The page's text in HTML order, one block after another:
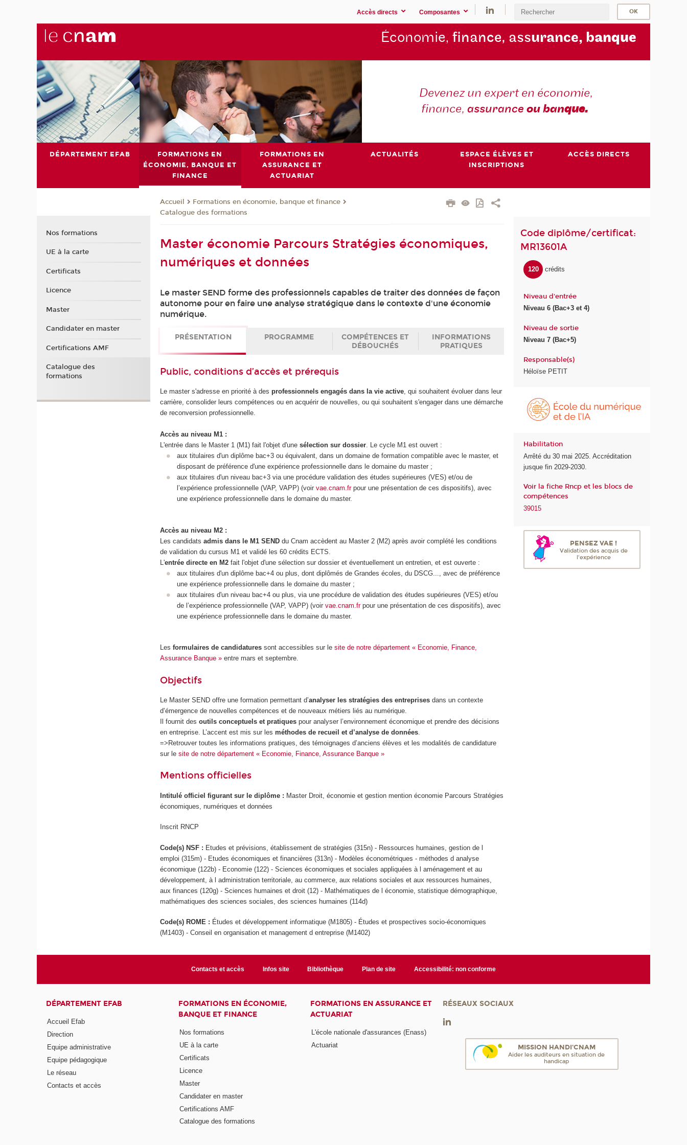
Accès directs Composantes
Économie, finance, assurance, banque
Devenez un expert en économie,
finance, assurance ou banque.
DÉPARTEMENT EFAB
FORMATIONS EN
ÉCONOMIE, BANQUE ET
FINANCE
FORMATIONS EN
ASSURANCE ET
ACTUARIAT
ACTUALITÉS
ESPACE ÉLÈVES ET
INSCRIPTIONS
ACCÈS DIRECTS
Accueil
Formations en économie, banque et finance
Catalogue des formations
Master économie Parcours Stratégies économiques,
numériques et données
Le master SEND forme des professionnels capables de traiter des données de façon
autonome pour en faire une analyse stratégique dans le contexte d'une économie
numérique.
PRÉSENTATION PROGRAMME
COMPÉTENCES ET
DÉBOUCHÉS
INFORMATIONS
PRATIQUES
Public, conditions d’accès et prérequis
Le master s'adresse en priorité à desprofessionnels engagés dans la vie active, qui souhaitent évoluer dans leur
carrière, consolider leurs compétences ou en acquérir de nouvelles, ou qui souhaitent s'engager dans une démarche
de reconversion professionnelle.
Accès au niveau M1 :
L'entrée dans le Master 1 (M1) fait l'objet d'unesélection sur dossier. Le cycle M1 est ouvert :
aux titulaires d'un diplôme bac+3 ou équivalent, dans un domaine de formation compatible avec le master, et
disposant de préférence d'une expérience professionnelle dans le domaine du master ;
aux titulaires d'un niveau bac+3 via une procédure validation des études supérieures (VES) et/ou de
l’expérience professionnelle (VAP, VAPP) (voir vae.cnam.frpour une présentation de ces dispositifs), avec
une expérience professionnelle dans le domaine du master.
Accès au niveau M2 :
Les candidatsadmis dans le M1 SEND du Cnam accèdent au Master 2 (M2) après avoir complété les conditions
de validation du cursus M1 et validé les 60 crédits ECTS.
L'entrée directe en M2 fait l'objet d'une sélection sur dossier et éventuellement un entretien, et est ouverte :
aux titulaires d'un diplôme bac+4 ou plus, dont diplômés de Grandes écoles, du DSCG..., avec de préférence
une expérience professionnelle dans le domaine du master ;
aux titulaires d'un niveau bac+4 ou plus, via une procédure de validation des études supérieures (VES) et/ou
de l’expérience professionnelle (VAP, VAPP) (voir vae.cnam.frpour une présentation de ces dispositifs), avec
une expérience professionnelle dans le domaine du master.
Lesformulaires de candidatures sont accessibles sur lesite de notre département « Economie, Finance,
Assurance Banque » entre mars et septembre.
Objectifs
Le Master SEND offre une formation permettant d’analyser les stratégies des entreprisesdans un contexte
d’émergence de nouvelles compétences et de nouveaux métiers liés au numérique.
Il fournit desoutils conceptuels et pratiques pour analyser l’environnement économique et prendre des décisions
en entreprise. L’accent est mis sur lesméthodes de recueil et d’analyse de données
=>Retrouver toutes les informations pratiques, des témoignages d’anciens élèves et les modalités de candidature
sur lesite de notre département « Economie, Finance, Assurance Banque »
Mentions officielles
Intitulé officiel figurant sur le diplôme : Master Droit, économie et gestion mention économie Parcours Stratégies
économiques, numériques et données
Inscrit RNCP
Code(s) NSF : Etudes et prévisions, établissement de stratégies (315n) - Ressources humaines, gestion de l
emploi (315m) - Etudes économiques et financières (313n) - Modèles économétriques - méthodes d analyse
économique (122b) - Economie (122) - Sciences économiques et sociales appliquées à l aménagement et au
développement, à l administration territoriale, au commerce, aux relations sociales et aux ressources humaines,
aux finances (120g) - Sciences humaines et droit (12) - Mathématiques de l économie, statistique démographique,
mathématiques des sciences sociales, des sciences humaines (114d)
Code(s) ROME : Études et développement informatique (M1805) - Études et prospectives socio-économiques
(M1403) - Conseil en organisation et management d entreprise (M1402)
Code diplôme/certificat:
MR13601A
120 crédits
Niveau d'entrée
Niveau 6 (Bac+3 et 4)
Niveau de sortie
Niveau 7 (Bac+5)
Responsable(s)
Héloïse PETIT
Habilitation
Arrêté du 30 mai 2025. Accréditation
jusque fin 2029-2030.
Voir la fiche Rncp et les blocs de
compétences
39015
PENSEZ VAE !
Validation des acquis de
l'expérience
Nos formations
UE à la carte
Certificats
Licence
Master
Candidater en master
Certifications AMF
Catalogue des
formations
Contacts et accès Infos site Bibliothèque Plan de site Accessibilité: non conforme
DÉPARTEMENT EFAB
Accueil Efab
Direction
Equipe administrative
Equipe pédagogique
Le réseau
Contacts et accès
FORMATIONS EN ÉCONOMIE,
BANQUE ET FINANCE
Nos formations
UE à la carte
Certificats
Licence
Master
Candidater en master
Certifications AMF
Catalogue des formations
FORMATIONS EN ASSURANCE ET
ACTUARIAT
L'école nationale d'assurances (Enass)
Actuariat
RÉSEAUX SOCIAUX
MISSION HANDI'CNAM
Aider les auditeurs en situation de
handicap